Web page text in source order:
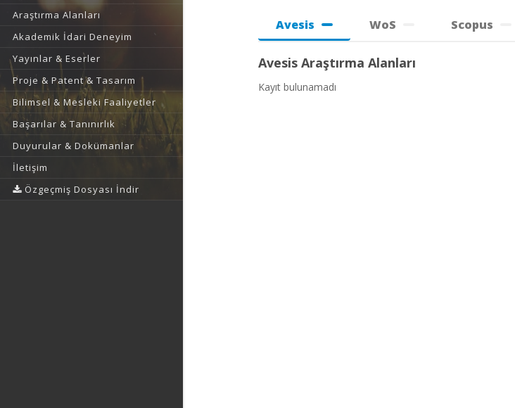
Araştırma Alanları
Akademik İdari Deneyim
Yayınlar & Eserler
Proje & Patent & Tasarım
Bilimsel & Mesleki Faaliyetler
Başarılar & Tanınırlık
Duyurular & Dokümanlar
İletişim
Özgeçmiş Dosyası İndir
Avesis WoS Scopus
Avesis Araştırma Alanları
Kayıt bulunamadı